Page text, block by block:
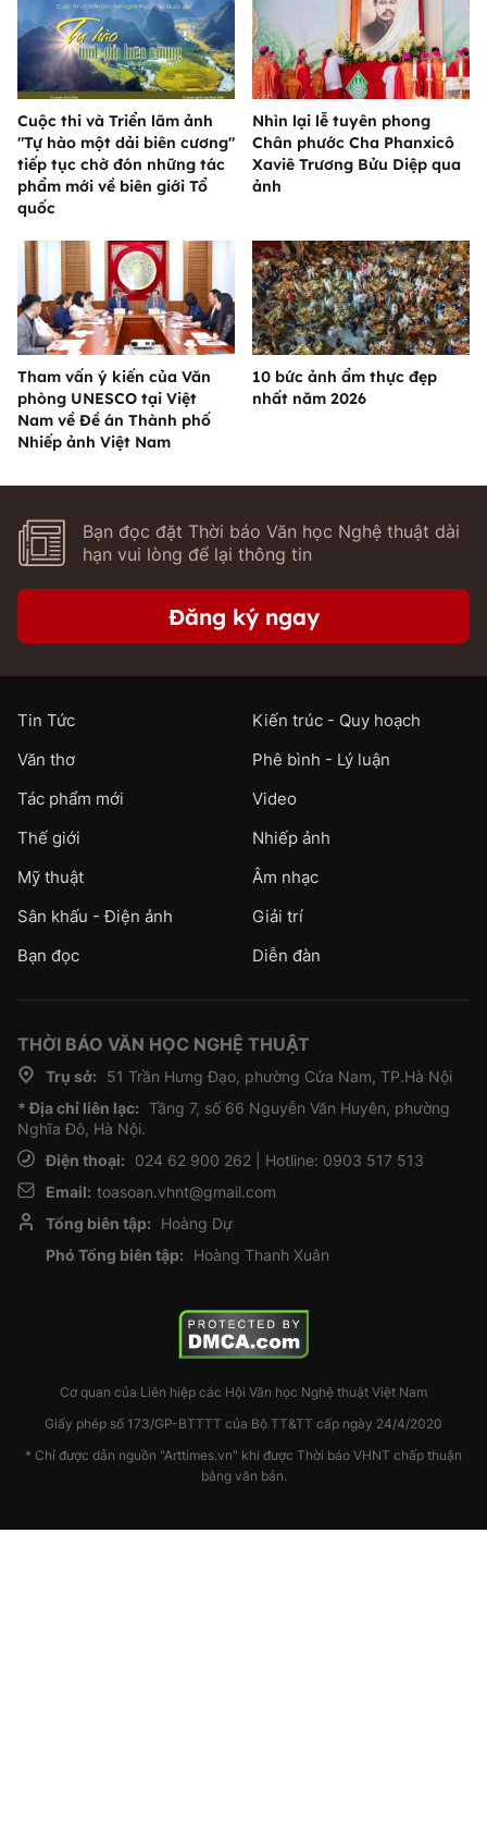
Cuộc thi và Triển lãm ảnh
"Tự hào một dải biên cương"
tiếp tục chờ đón những tác
phẩm mới về biên giới Tổ
quốc
Nhìn lại lễ tuyên phong
Chân phước Cha Phanxicô
Xaviê Trương Bửu Diệp qua
ảnh
Tham vấn ý kiến của Văn
phòng UNESCO tại Việt
Nam về Đề án Thành phố
Nhiếp ảnh Việt Nam
10 bức ảnh ẩm thực đẹp
nhất năm 2026
Bạn đọc đặt Thời báo Văn học Nghệ thuật dài
hạn vui lòng để lại thông tin
Đăng ký ngay
Tin Tức
Kiến trúc - Quy hoạch
Văn thơ
Phê bình - Lý luận
Tác phẩm mới
Video
Thế giới
Nhiếp ảnh
Mỹ thuật
Âm nhạc
Sân khấu - Điện ảnh
Giải trí
Bạn đọc
Diễn đàn
THỜI BÁO VĂN HỌC NGHỆ THUẬT
Trụ sở:
51 Trần Hưng Đạo, phường Cửa Nam, TP.Hà Nội
* Địa chỉ liên lạc: Tầng 7, số 66 Nguyễn Văn Huyên, phường
Nghĩa Đô, Hà Nội.
Điện thoại:
024 62 900 262 | Hotline: 0903 517 513
Email: toasoan.vhnt@gmail.com
Tổng biên tập:
Hoàng Dự
Phó Tổng biên tập:
Hoàng Thanh Xuân
Cơ quan của Liên hiệp các Hội Văn học Nghệ thuật Việt Nam
Giấy phép số 173/GP-BTTTT của Bộ TT&TT cấp ngày 24/4/2020
* Chỉ được dẫn nguồn "Arttimes.vn" khi được Thời báo VHNT chấp thuận
bằng văn bản.